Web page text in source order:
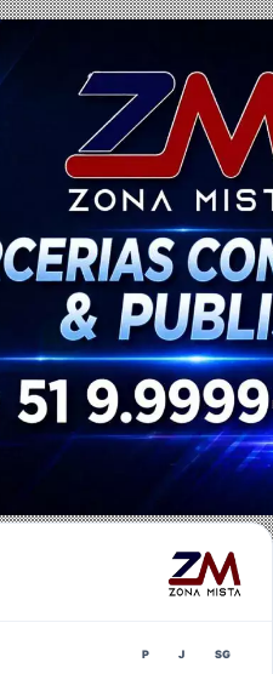
P J SG